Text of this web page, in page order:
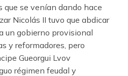
se venían dando hace
Nicolás II tuvo que abdicar
un gobierno provisional
y reformadores, pero
Gueorgui Lvov
régimen feudal y